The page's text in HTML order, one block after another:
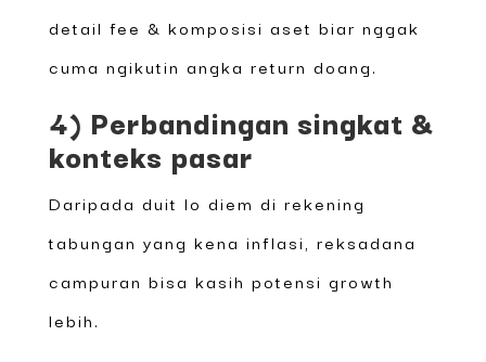
detail fee & komposisi aset biar nggak
cuma ngikutin angka return doang.
4) Perbandingan singkat &
konteks pasar
Daripada duit lo diem di rekening
tabungan yang kena inflasi, reksadana
campuran bisa kasih potensi growth
lebih.